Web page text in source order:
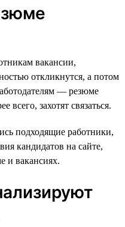
вакансии,
откликнутся, а потом
— резюме
всего, захотят связаться.
подходящие работники,
кандидатов на сайте,
и вакансиях.